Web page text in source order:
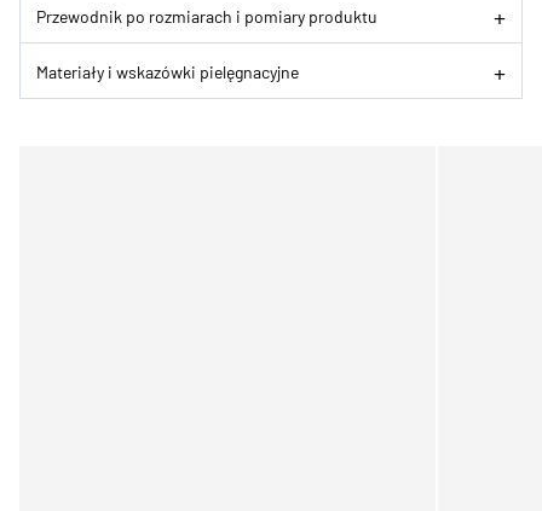
Przewodnik po rozmiarach i pomiary produktu
Materiały i wskazówki pielęgnacyjne